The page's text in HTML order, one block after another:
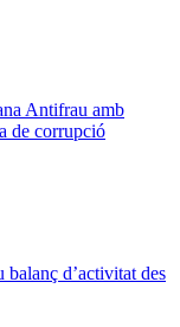
Antifrau amb
de corrupció
balanç d’activitat des